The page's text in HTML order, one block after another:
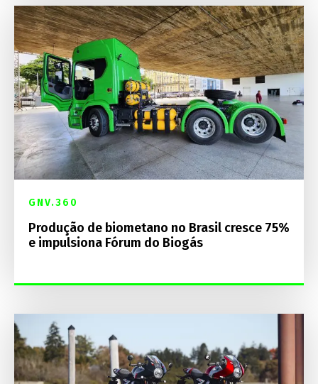
GNV.360
Produção de biometano no Brasil cresce 75%
e impulsiona Fórum do Biogás